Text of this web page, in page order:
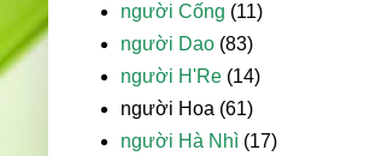
người Cống (11)
người Dao (83)
người H'Re (14)
người Hoa (61)
người Hà Nhì (17)